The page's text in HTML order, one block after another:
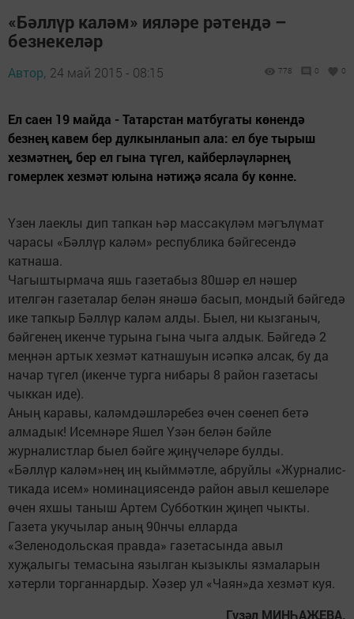
«Бәллүр каләм» ияләре рәтендә –
безнекеләр
Автор, 24 май 2015 - 08:15 778 0 0
Ел саен 19 майда - Татарстан матбугаты көнендә
безнең кавем бер дулкынланып ала: ел буе тырыш
хезмәтнең, бер ел гына түгел, кайберләүләрнең
гомерлек хезмәт юлына нәтиҗә ясала бу көнне.
Үзен лаеклы дип тапкан һәр массакүләм мәгълүмат
чарасы «Бәллүр каләм» республика бәйгесендә
катнаша.
Чагыштырмача яшь газетабыз 80шәр ел нәшер
ителгән газеталар белән янәшә басып, мондый бәйгедә
ике тапкыр Бәллүр каләм алды. Быел, ни кызганыч,
бәйгенең икенче турына гына чыга алдык. Бәйгедә 2
меңнән артык хезмәт катнашуын исәпкә алсак, бу да
начар түгел (икенче турга нибары 8 район газетасы
чыккан иде).
Аның каравы, каләмдәш­ләребез өчен сөенеп бетә
алмадык! Исемнәре Яшел Үзән белән бәйле
журналистлар быел бәйге җиңүчеләре булды.
«Бәллүр каләм»нең иң кыйм­мәтле, абруйлы «Журналис­
тикада исем» номинациясендә район авыл кешеләре
өчен яхшы таныш Артем Субботкин җиңеп чыкты.
Газета укучылар аның 90нчы елларда
«Зеленодольская правда» газетасында авыл
хуҗалыгы темасына язылган кызыклы язмаларын
хәтерли торганнардыр. Хәзер ул «Чаян»да хезмәт куя.
Гүзәл МИНҺАҖЕВА.